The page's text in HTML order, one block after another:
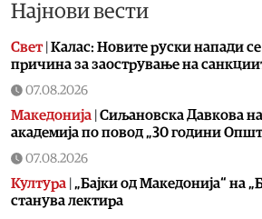
Најнови вести
Свет| Калас: Новите руски напади
причина за заострување на
07.08.2026
Македонија Сиљановска Давкова
академија по повод „30 години
07.08.2026
Култура „Бајки од Македонија“ на
станува лектира